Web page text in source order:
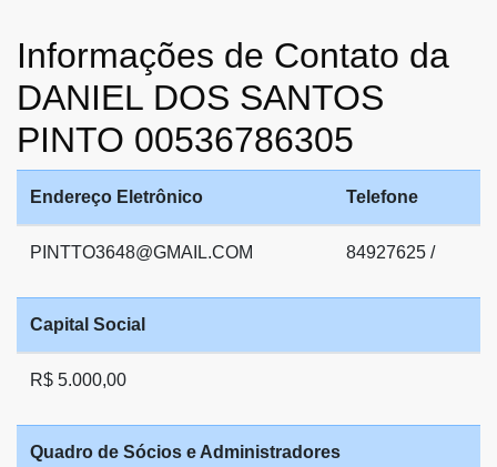
Informações de Contato da
DANIEL DOS SANTOS
PINTO 00536786305
Endereço Eletrônico Telefone
PINTTO3648@GMAIL.COM 84927625 /
Capital Social
R$ 5.000,00
Quadro de Sócios e Administradores